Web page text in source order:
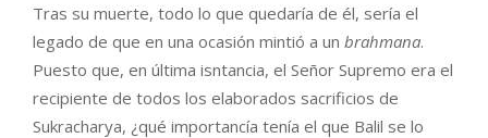
Tras su muerte, todo lo que quedaría de él, sería el
legado de que en una ocasión mintió a un brahmana.
Puesto que, en última isntancia, el Señor Supremo era el
recipiente de todos los elaborados sacrificios de
Sukracharya, ¿qué importancía tenía el que Balil se lo